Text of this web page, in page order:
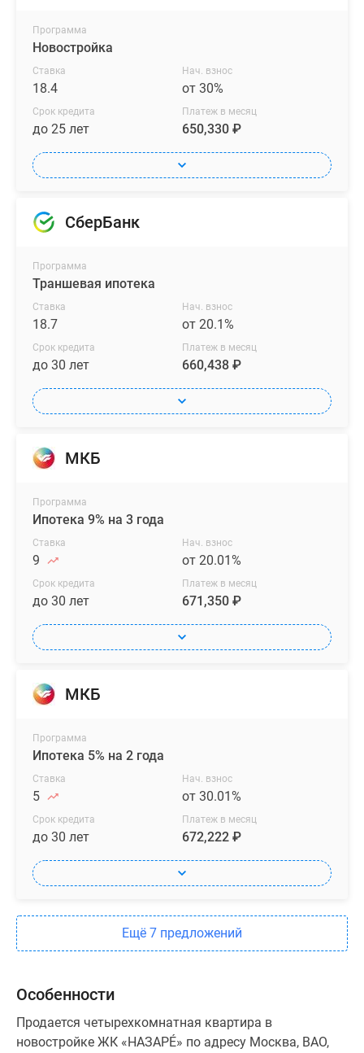
Программа
Новостройка
Ставка
18.4
Нач. взнос
от 30%
Срок кредита
до 25 лет
Платеж в месяц
650,330 ₽
СберБанк
Программа
Траншевая ипотека
Ставка
18.7
Нач. взнос
от 20.1%
Срок кредита
до 30 лет
Платеж в месяц
660,438 ₽
МКБ
Программа
Ипотека 9% на 3 года
Ставка
9
Нач. взнос
от 20.01%
Срок кредита
до 30 лет
Платеж в месяц
671,350 ₽
МКБ
Программа
Ипотека 5% на 2 года
Ставка
5
Нач. взнос
от 30.01%
Срок кредита
до 30 лет
Платеж в месяц
672,222 ₽
Ещё 7 предложений
Особенности
Продается четырехкомнатная квартира в
новостройке ЖК «НАЗАРÉ» по адресу Москва, ВАО,